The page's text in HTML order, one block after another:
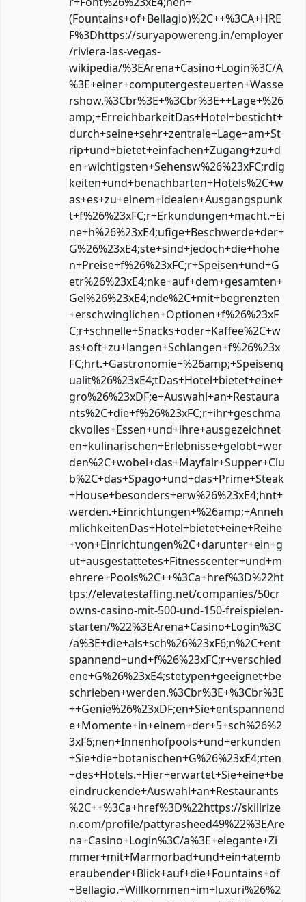
(Fountains+of+Bellagio)%2C++%3CA+HRE
F%3Dhttps://suryapowereng.in/employer
/riviera-las-vegas-
wikipedia/%3EArena+Casino+Login%3C/A
%3E+einer+computergesteuerten+Wasse
rshow.%3Cbr%3E+%3Cbr%3E++Lage+%26
amp;+ErreichbarkeitDas+Hotel+besticht+
durch+seine+sehr+zentrale+Lage+am+St
rip+und+bietet+einfachen+Zugang+zu+d
en+wichtigsten+Sehensw%26%23xFC;rdig
keiten+und+benachbarten+Hotels%2C+w
as+es+zu+einem+idealen+Ausgangspunk
t+f%26%23xFC;r+Erkundungen+macht.+Ei
ne+h%26%23xE4;ufige+Beschwerde+der+
G%26%23xE4;ste+sind+jedoch+die+hohe
n+Preise+f%26%23xFC;r+Speisen+und+G
etr%26%23xE4;nke+auf+dem+gesamten+
Gel%26%23xE4;nde%2C+mit+begrenzten
+erschwinglichen+Optionen+f%26%23xF
C;r+schnelle+Snacks+oder+Kaffee%2C+w
as+oft+zu+langen+Schlangen+f%26%23x
FC;hrt.+Gastronomie+%26amp;+Speisenq
ualit%26%23xE4;tDas+Hotel+bietet+eine+
gro%26%23xDF;e+Auswahl+an+Restaura
nts%2C+die+f%26%23xFC;r+ihr+geschma
ckvolles+Essen+und+ihre+ausgezeichnet
en+kulinarischen+Erlebnisse+gelobt+wer
den%2C+wobei+das+Mayfair+Supper+Clu
b%2C+das+Spago+und+das+Prime+Steak
+House+besonders+erw%26%23xE4;hnt+
werden.+Einrichtungen+%26amp;+Anneh
mlichkeitenDas+Hotel+bietet+eine+Reihe
+von+Einrichtungen%2C+darunter+ein+g
ut+ausgestattetes+Fitnesscenter+und+m
ehrere+Pools%2C++%3Ca+href%3D%22ht
tps://elevatestaffing.net/companies/50cr
owns-casino-mit-500-und-150-freispielen-
starten/%22%3EArena+Casino+Login%3C
/a%3E+die+als+sch%26%23xF6;n%2C+ent
spannend+und+f%26%23xFC;r+verschied
ene+G%26%23xE4;stetypen+geeignet+be
schrieben+werden.%3Cbr%3E+%3Cbr%3E
++Genie%26%23xDF;en+Sie+entspannend
e+Momente+in+einem+der+5+sch%26%2
3xF6;nen+Innenhofpools+und+erkunden
+Sie+die+botanischen+G%26%23xE4;rten
+des+Hotels.+Hier+erwartet+Sie+eine+be
eindruckende+Auswahl+an+Restaurants
%2C++%3Ca+href%3D%22https://skillrize
n.com/profile/pattyrasheed49%22%3EAre
na+Casino+Login%3C/a%3E+elegante+Zi
mmer+mit+Marmorbad+und+ein+atemb
eraubender+Blick+auf+die+Fountains+of
+Bellagio.+Willkommen+im+luxuri%26%2